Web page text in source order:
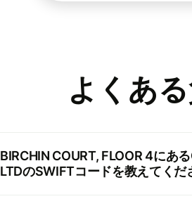
よくあ
BIRCHIN COURT, FLOOR 4にあ
LTDのSWIFTコードを教えてくだ